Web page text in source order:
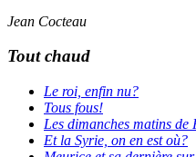
Jean Cocteau
Tout chaud
Le roi, enfin nu?
Tous fous!
Les dimanches matins de
Et la Syrie, on en est où?